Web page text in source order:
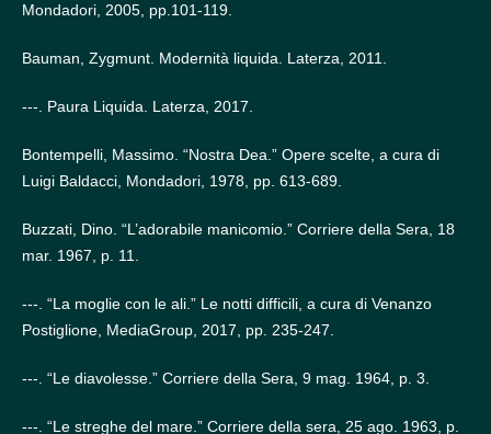
Mondadori, 2005, pp.101-119.
Bauman, Zygmunt. Modernità liquida. Laterza, 2011.
---. Paura Liquida. Laterza, 2017.
Bontempelli, Massimo. “Nostra Dea.” Opere scelte, a cura di
Luigi Baldacci, Mondadori, 1978, pp. 613-689.
Buzzati, Dino. “L’adorabile manicomio.” Corriere della Sera, 18
mar. 1967, p. 11.
---. “La moglie con le ali.” Le notti difficili, a cura di Venanzo
Postiglione, MediaGroup, 2017, pp. 235-247.
---. “Le diavolesse.” Corriere della Sera, 9 mag. 1964, p. 3.
---. “Le streghe del mare.” Corriere della sera, 25 ago. 1963, p.